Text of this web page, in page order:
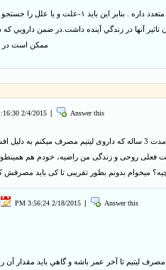
آنها در زندگي آينده داشت.در ضمن دارويي
ممكن است در
2/4/2015 1:16:30 PM Answer this
فعلی روحی و زندگی من راضیه، خودم هم
میخوام بدونم بطور تقریبی تا کی باید
2/18/2015 3:56:24 PM Answer this
مصرف ليتيم تا آخر عمر باشه و گاهي بايد مقدار آن